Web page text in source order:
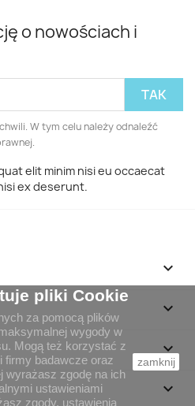
o nowościach i
W tym celu należy odnaleźć
elit minim nisi eu occaecat
ex deserunt.



keyboard_arrow_down
pliki Cookie
za pomocą plików
wygody w
Mogą też korzystać z
firmy badawcze oraz
wyrażasz zgodę na ich
ustawieniami
zgody, ustawienia
zamknij